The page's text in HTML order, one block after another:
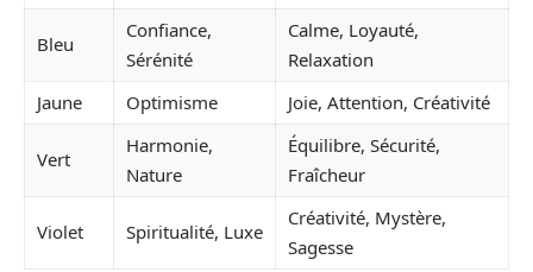
Bleu
Confiance,
Sérénité
Calme, Loyauté,
Relaxation
Jaune
Optimisme Joie, Attention, Créativité
Vert
Harmonie,
Nature
Équilibre, Sécurité,
Fraîcheur
Violet Spiritualité, Luxe
Créativité, Mystère,
Sagesse